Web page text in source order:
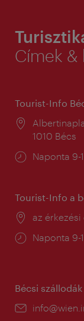
Címek
Tourist-Info
Helyszín:
1010 Bécs
Nyitva
Naponta 9-
Tourist-Info a
Helyszín:
az
Nyitva
Naponta 9-
Bécsi
E-